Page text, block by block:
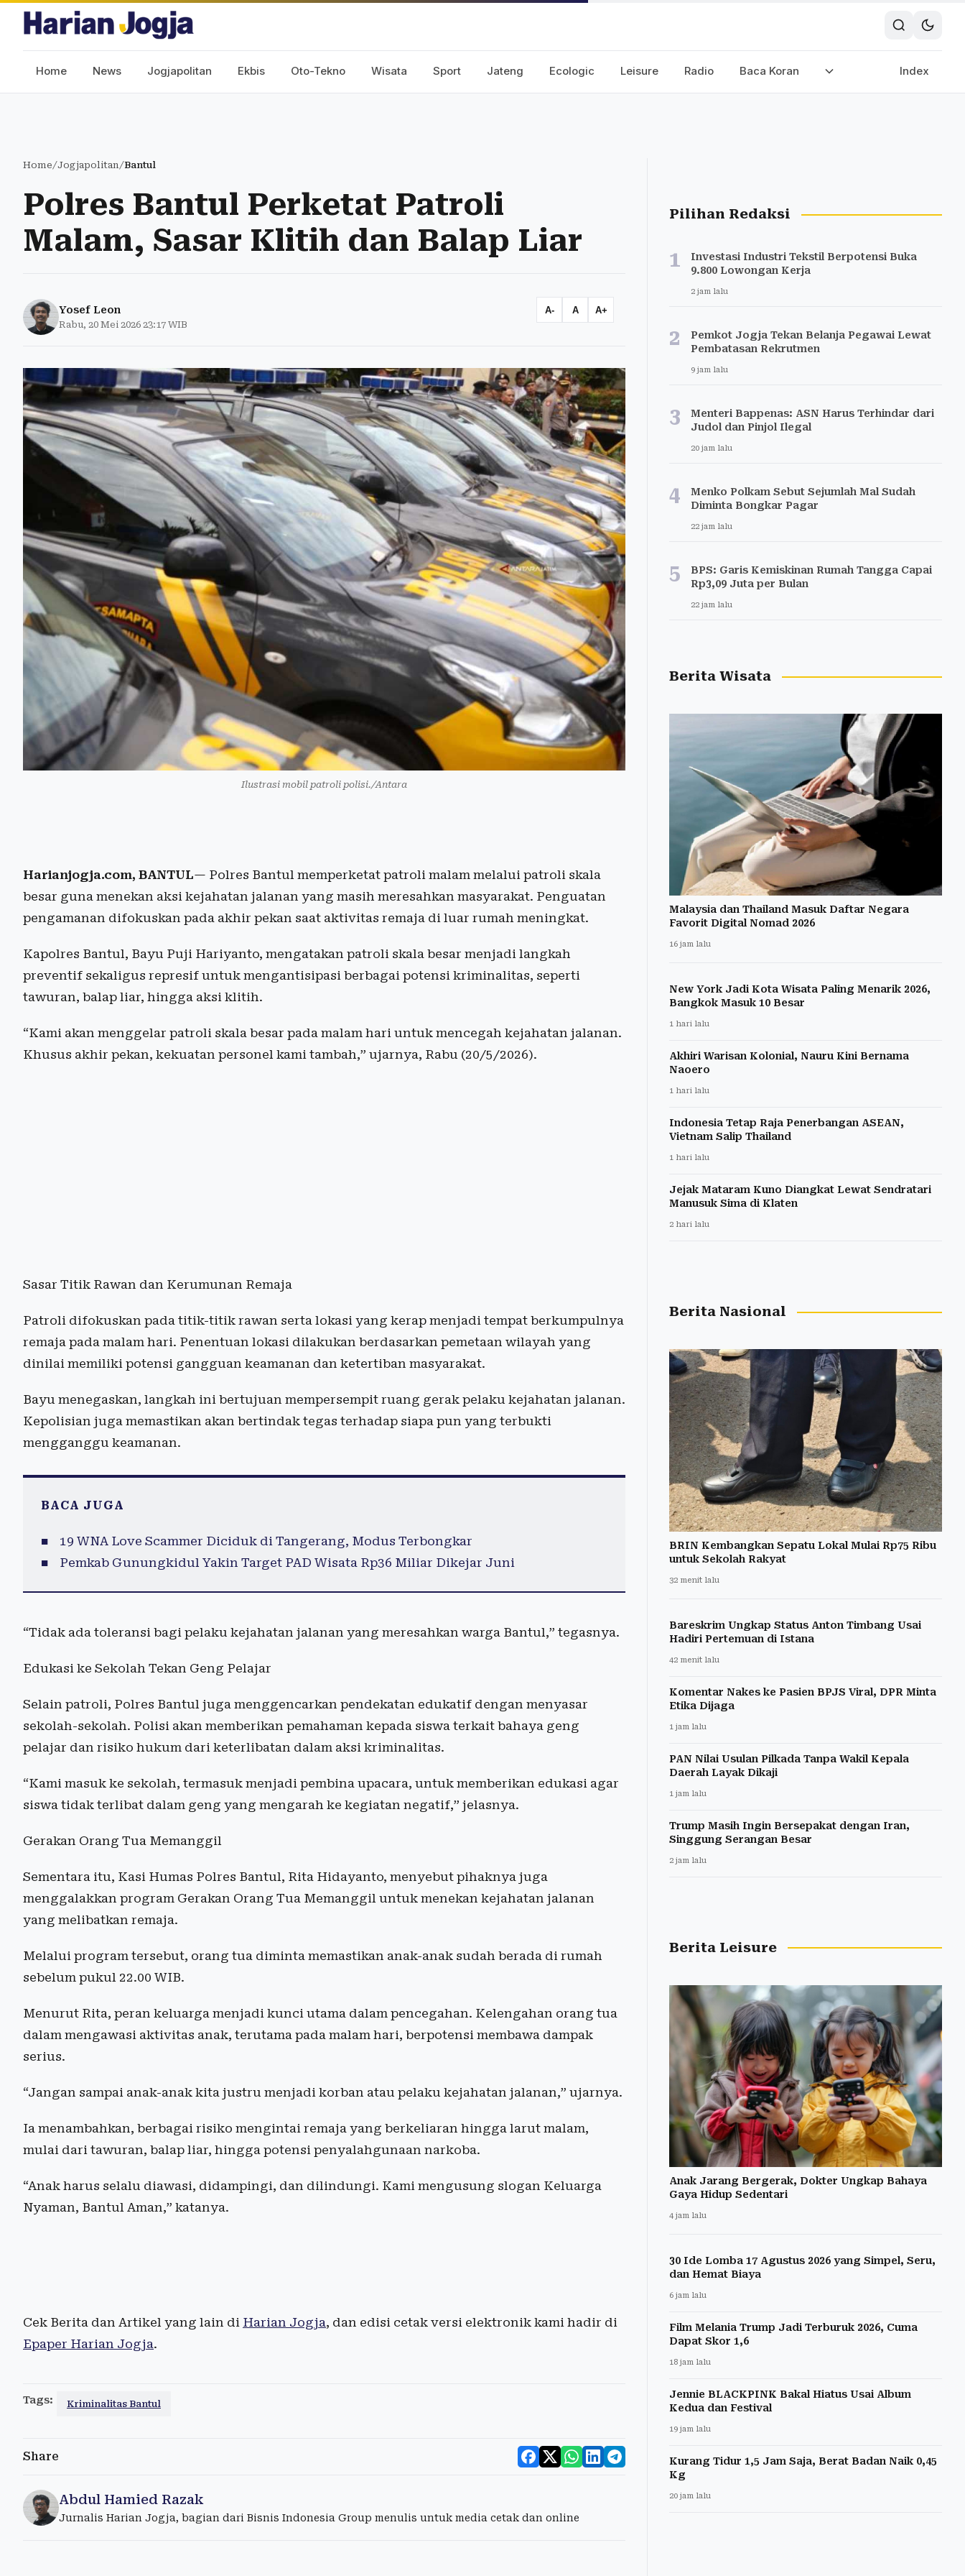
Home News Jogjapolitan Ekbis Oto-Tekno Wisata Sport Jateng Ecologic Leisure Radio Baca Koran Index
Home/Jogjapolitan/Bantul
Polres Bantul Perketat Patroli
Malam, Sasar Klitih dan Balap Liar
Yosef Leon
Rabu, 20 Mei 2026 23:17 WIB
A- A A+
Ilustrasi mobil patroli polisi./Antara
Harianjogja.com, BANTUL— Polres Bantul memperketat patroli malam melalui patroli skala
besar guna menekan aksi kejahatan jalanan yang masih meresahkan masyarakat. Penguatan
pengamanan difokuskan pada akhir pekan saat aktivitas remaja di luar rumah meningkat.
Kapolres Bantul, Bayu Puji Hariyanto, mengatakan patroli skala besar menjadi langkah
preventif sekaligus represif untuk mengantisipasi berbagai potensi kriminalitas, seperti
tawuran, balap liar, hingga aksi klitih.
“Kami akan menggelar patroli skala besar pada malam hari untuk mencegah kejahatan jalanan.
Khusus akhir pekan, kekuatan personel kami tambah,” ujarnya, Rabu (20/5/2026).
Sasar Titik Rawan dan Kerumunan Remaja
Patroli difokuskan pada titik-titik rawan serta lokasi yang kerap menjadi tempat berkumpulnya
remaja pada malam hari. Penentuan lokasi dilakukan berdasarkan pemetaan wilayah yang
dinilai memiliki potensi gangguan keamanan dan ketertiban masyarakat.
Bayu menegaskan, langkah ini bertujuan mempersempit ruang gerak pelaku kejahatan jalanan.
Kepolisian juga memastikan akan bertindak tegas terhadap siapa pun yang terbukti
mengganggu keamanan.
BACA JUGA
19 WNA Love Scammer Diciduk di Tangerang, Modus Terbongkar
Pemkab Gunungkidul Yakin Target PAD Wisata Rp36 Miliar Dikejar Juni
“Tidak ada toleransi bagi pelaku kejahatan jalanan yang meresahkan warga Bantul,” tegasnya.
Edukasi ke Sekolah Tekan Geng Pelajar
Selain patroli, Polres Bantul juga menggencarkan pendekatan edukatif dengan menyasar
sekolah-sekolah. Polisi akan memberikan pemahaman kepada siswa terkait bahaya geng
pelajar dan risiko hukum dari keterlibatan dalam aksi kriminalitas.
“Kami masuk ke sekolah, termasuk menjadi pembina upacara, untuk memberikan edukasi agar
siswa tidak terlibat dalam geng yang mengarah ke kegiatan negatif,” jelasnya.
Gerakan Orang Tua Memanggil
Sementara itu, Kasi Humas Polres Bantul, Rita Hidayanto, menyebut pihaknya juga
menggalakkan program Gerakan Orang Tua Memanggil untuk menekan kejahatan jalanan
yang melibatkan remaja.
Melalui program tersebut, orang tua diminta memastikan anak-anak sudah berada di rumah
sebelum pukul 22.00 WIB.
Menurut Rita, peran keluarga menjadi kunci utama dalam pencegahan. Kelengahan orang tua
dalam mengawasi aktivitas anak, terutama pada malam hari, berpotensi membawa dampak
serius.
“Jangan sampai anak-anak kita justru menjadi korban atau pelaku kejahatan jalanan,” ujarnya.
Ia menambahkan, berbagai risiko mengintai remaja yang berkeliaran hingga larut malam,
mulai dari tawuran, balap liar, hingga potensi penyalahgunaan narkoba.
“Anak harus selalu diawasi, didampingi, dan dilindungi. Kami mengusung slogan Keluarga
Nyaman, Bantul Aman,” katanya.
Cek Berita dan Artikel yang lain di Harian Jogja, dan edisi cetak versi elektronik kami hadir di
Epaper Harian Jogja.
Tags: Kriminalitas Bantul
Share
Abdul Hamied Razak
Jurnalis Harian Jogja, bagian dari Bisnis Indonesia Group menulis untuk media cetak dan online
Pilihan Redaksi
1
Investasi Industri Tekstil Berpotensi Buka
9.800 Lowongan Kerja
2 jam lalu
2
Pemkot Jogja Tekan Belanja Pegawai Lewat
Pembatasan Rekrutmen
9 jam lalu
3
Menteri Bappenas: ASN Harus Terhindar dari
Judol dan Pinjol Ilegal
20 jam lalu
4
Menko Polkam Sebut Sejumlah Mal Sudah
Diminta Bongkar Pagar
22 jam lalu
5
BPS: Garis Kemiskinan Rumah Tangga Capai
Rp3,09 Juta per Bulan
22 jam lalu
Berita Wisata
Malaysia dan Thailand Masuk Daftar Negara
Favorit Digital Nomad 2026
16 jam lalu
New York Jadi Kota Wisata Paling Menarik 2026,
Bangkok Masuk 10 Besar
1 hari lalu
Akhiri Warisan Kolonial, Nauru Kini Bernama
Naoero
1 hari lalu
Indonesia Tetap Raja Penerbangan ASEAN,
Vietnam Salip Thailand
1 hari lalu
Jejak Mataram Kuno Diangkat Lewat Sendratari
Manusuk Sima di Klaten
2 hari lalu
Berita Nasional
BRIN Kembangkan Sepatu Lokal Mulai Rp75 Ribu
untuk Sekolah Rakyat
32 menit lalu
Bareskrim Ungkap Status Anton Timbang Usai
Hadiri Pertemuan di Istana
42 menit lalu
Komentar Nakes ke Pasien BPJS Viral, DPR Minta
Etika Dijaga
1 jam lalu
PAN Nilai Usulan Pilkada Tanpa Wakil Kepala
Daerah Layak Dikaji
1 jam lalu
Trump Masih Ingin Bersepakat dengan Iran,
Singgung Serangan Besar
2 jam lalu
Berita Leisure
Anak Jarang Bergerak, Dokter Ungkap Bahaya
Gaya Hidup Sedentari
4 jam lalu
30 Ide Lomba 17 Agustus 2026 yang Simpel, Seru,
dan Hemat Biaya
6 jam lalu
Film Melania Trump Jadi Terburuk 2026, Cuma
Dapat Skor 1,6
18 jam lalu
Jennie BLACKPINK Bakal Hiatus Usai Album
Kedua dan Festival
19 jam lalu
Kurang Tidur 1,5 Jam Saja, Berat Badan Naik 0,45
Kg
20 jam lalu